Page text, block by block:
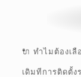
🔌 ทำไมต้องเลื
เดิมทีการติดตั้